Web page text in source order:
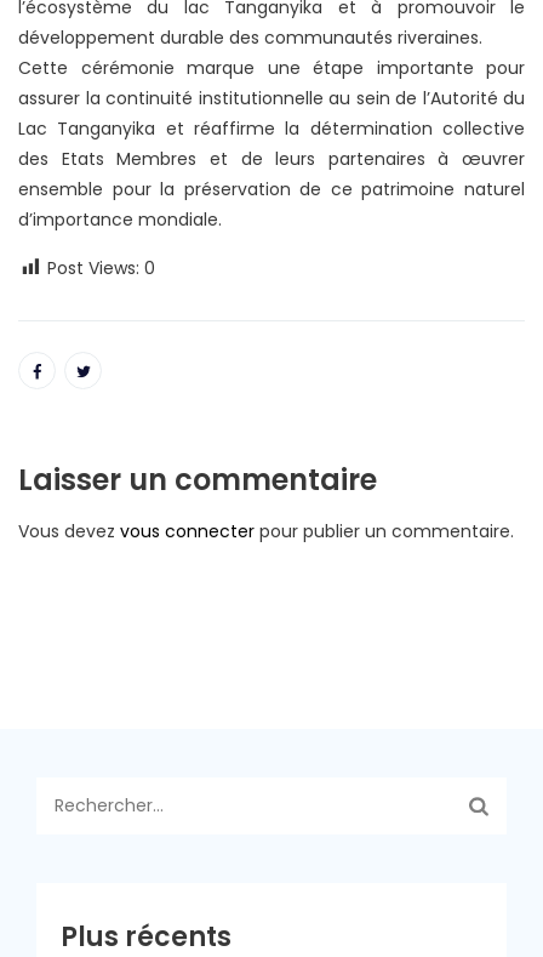
l’écosystème du lac Tanganyika et à promouvoir le
développement durable des communautés riveraines.
Cette cérémonie marque une étape importante pour
assurer la continuité institutionnelle au sein de l’Autorité du
Lac Tanganyika et réaffirme la détermination collective
des Etats Membres et de leurs partenaires à œuvrer
ensemble pour la préservation de ce patrimoine naturel
d’importance mondiale.
Post Views: 0
Laisser un commentaire
Vous devez vous connecter pour publier un commentaire.
Plus récents